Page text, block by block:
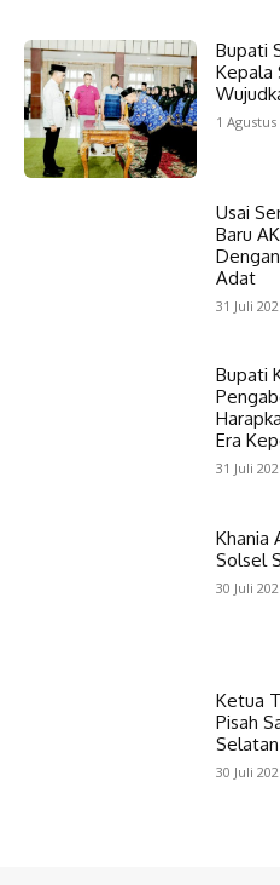
Bupati
Kepala
1 Agustus
Usai
Baru
Adat
31 Juli
Bupati
Era
31 Juli
Khania
Solsel
30 Juli
Ketua
Pisah
Selatan
30 Juli